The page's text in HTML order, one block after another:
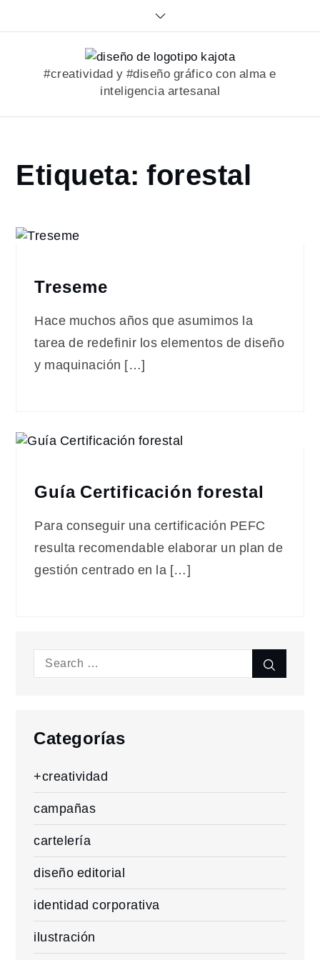
#creatividad y #diseño gráfico con alma e
inteligencia artesanal
Home
portfolio
Etiqueta:forestal
Treseme
Hace muchos años que asumimos la
tarea de redefinir los elementos de diseño
y maquinación […]
Guía Certificación forestal
Para conseguir una certificación PEFC
resulta recomendable elaborar un plan de
gestión centrado en la […]
Search
Categorías
+creatividad
campañas
cartelería
diseño editorial
identidad corporativa
ilustración